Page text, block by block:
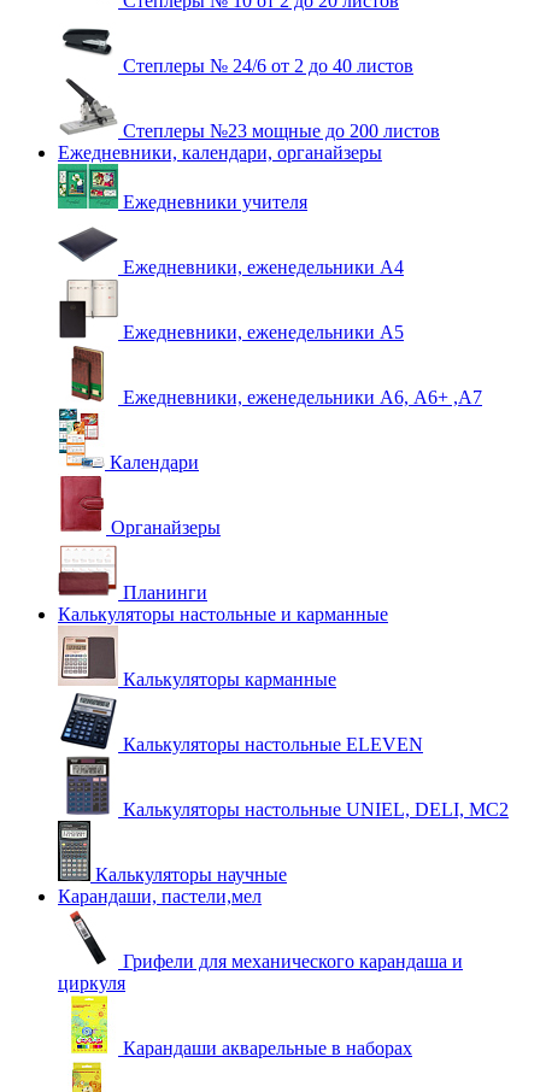
Степлеры № 24/6 от 2 до 40 листов
Степлеры №23 мощные до 200 листов
Ежедневники, календари, органайзеры
Ежедневники учителя
Ежедневники, еженедельники А4
Ежедневники, еженедельники А5
Ежедневники, еженедельники А6, А6+ ,А7
Календари
Органайзеры
Планинги
Калькуляторы настольные и карманные
Калькуляторы карманные
Калькуляторы настольные ELEVEN
Калькуляторы настольные UNIEL, DELI, MC2
Калькуляторы научные
Карандаши, пастели,мел
Грифели для механического карандаша и
циркуля
Карандаши акварельные в наборах